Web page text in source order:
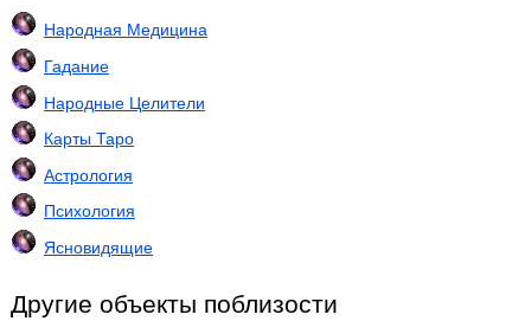
Народная Медицина
Гадание
Народные Целители
Карты Таро
Астрология
Психология
Ясновидящие
Другие объекты поблизости